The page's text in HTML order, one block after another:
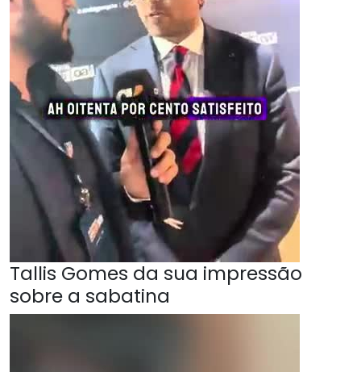
Tallis Gomes da sua impressão
sobre a sabatina